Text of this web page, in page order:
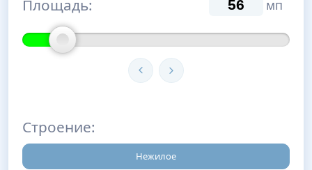
Площадь: мп
Строение:
Нежилое